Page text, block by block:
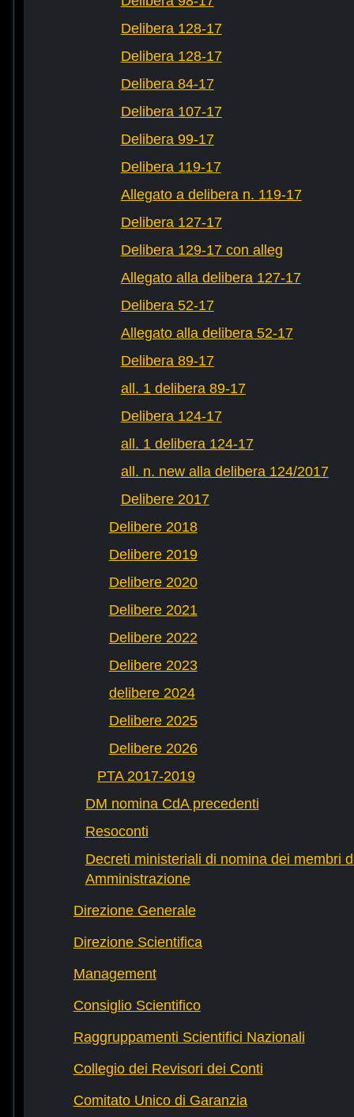
Delibera 128-17
Delibera 128-17
Delibera 84-17
Delibera 107-17
Delibera 99-17
Delibera 119-17
Allegato a delibera n. 119-17
Delibera 127-17
Delibera 129-17 con alleg
Allegato alla delibera 127-17
Delibera 52-17
Allegato alla delibera 52-17
Delibera 89-17
all. 1 delibera 89-17
Delibera 124-17
all. 1 delibera 124-17
all. n. new alla delibera 124/2017
Delibere 2017
Delibere 2018
Delibere 2019
Delibere 2020
Delibere 2021
Delibere 2022
Delibere 2023
delibere 2024
Delibere 2025
Delibere 2026
PTA 2017-2019
DM nomina CdA precedenti
Resoconti
Decreti ministeriali di nomina dei membri
Amministrazione
Direzione Generale
Direzione Scientifica
Management
Consiglio Scientifico
Raggruppamenti Scientifici Nazionali
Collegio dei Revisori dei Conti
Comitato Unico di Garanzia